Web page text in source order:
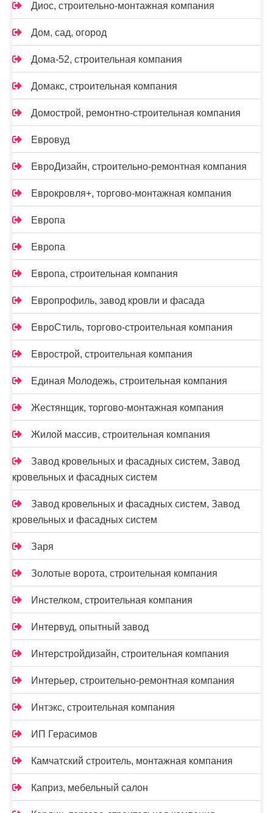
Диос, строительно-монтажная компания
Дом, сад, огород
Дома-52, строительная компания
Домакс, строительная компания
Домострой, ремонтно-строительная компания
Евровуд
ЕвроДизайн, строительно-ремонтная компания
Еврокровля+, торгово-монтажная компания
Европа
Европа
Европа, строительная компания
Европрофиль, завод кровли и фасада
ЕвроСтиль, торгово-строительная компания
Еврострой, строительная компания
Единая Молодежь, строительная компания
Жестянщик, торгово-монтажная компания
Жилой массив, строительная компания
Завод кровельных и фасадных систем, Завод
кровельных и фасадных систем
Завод кровельных и фасадных систем, Завод
кровельных и фасадных систем
Заря
Золотые ворота, строительная компания
Инстелком, строительная компания
Интервуд, опытный завод
Интерстройдизайн, строительная компания
Интерьер, строительно-ремонтная компания
Интэкс, строительная компания
ИП Герасимов
Камчатский строитель, монтажная компания
Каприз, мебельный салон